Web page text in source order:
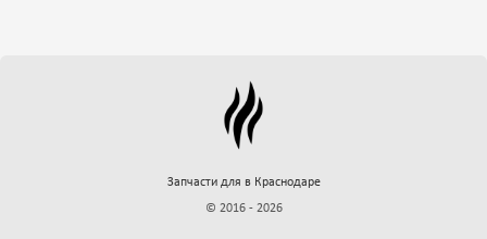
Запчасти для в Краснодаре
© 2016 - 2026